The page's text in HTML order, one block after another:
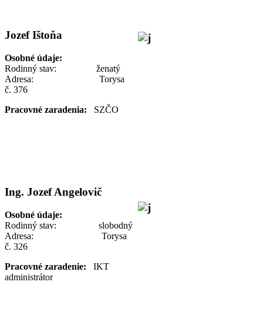
Jozef Ištoňa
Osobné údaje:
Rodinný stav: ženatý
Adresa: Torysa
č. 376
Pracovné zaradenia:
SZČO
Ing. Jozef Angelovič
Osobné údaje:
Rodinný stav: slobodný
Adresa: Torysa
č. 326
Pracovné zaradenie: IKT
administrátor